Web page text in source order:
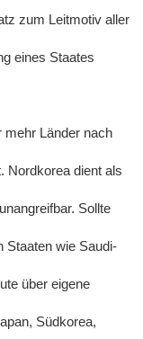
zum Leitmotiv aller
eines Staates
mehr Länder nach
Nordkorea dient als
Sollte
Staaten wie Saudi-
über eigene
Südkorea,